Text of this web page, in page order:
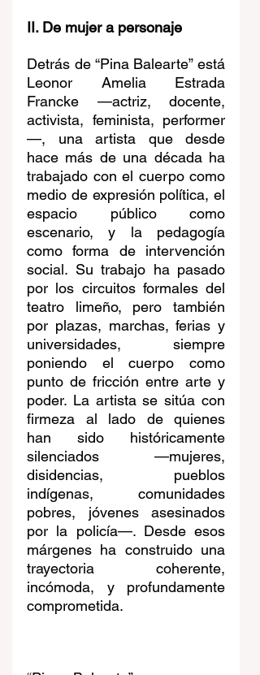
II. De mujer a personaje
Detrás de “Pina Balearte” está
Leonor Amelia Estrada
Francke —actriz, docente,
activista, feminista, performer
—, una artista que desde
hace más de una década ha
trabajado con el cuerpo como
medio de expresión política, el
espacio público como
escenario, y la pedagogía
como forma de intervención
social. Su trabajo ha pasado
por los circuitos formales del
teatro limeño, pero también
por plazas, marchas, ferias y
universidades, siempre
poniendo el cuerpo como
punto de fricción entre arte y
poder. La artista se sitúa con
firmeza al lado de quienes
han sido históricamente
silenciados —mujeres,
disidencias, pueblos
indígenas, comunidades
pobres, jóvenes asesinados
por la policía—. Desde esos
márgenes ha construido una
trayectoria coherente,
incómoda, y profundamente
comprometida.